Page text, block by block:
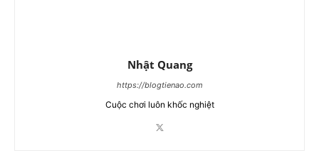
Nhật Quang
https://blogtienao.com
Cuộc chơi luôn khốc nghiệt